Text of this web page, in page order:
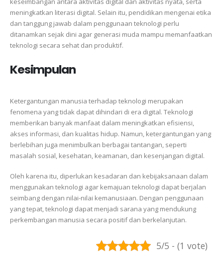
meningkatkan literasi digital. Selain itu, pendidikan mengenai etika
dan tanggung jawab dalam penggunaan teknologi perlu
ditanamkan sejak dini agar generasi muda mampu memanfaatkan
teknologi secara sehat dan produktif.
Kesimpulan
Ketergantungan manusia terhadap teknologi merupakan
fenomena yang tidak dapat dihindari di era digital. Teknologi
memberikan banyak manfaat dalam meningkatkan efisiensi,
akses informasi, dan kualitas hidup. Namun, ketergantungan yang
berlebihan juga menimbulkan berbagai tantangan, seperti
masalah sosial, kesehatan, keamanan, dan kesenjangan digital.
Oleh karena itu, diperlukan kesadaran dan kebijaksanaan dalam
menggunakan teknologi agar kemajuan teknologi dapat berjalan
seimbang dengan nilai-nilai kemanusiaan. Dengan penggunaan
yang tepat, teknologi dapat menjadi sarana yang mendukung
perkembangan manusia secara positif dan berkelanjutan.
5/5 - (1 vote)